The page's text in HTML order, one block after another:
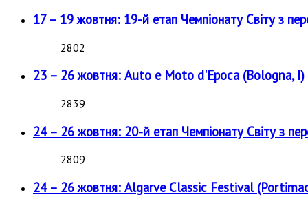
17 – 19 жовтня: 19-й етап Чемпіонату Світу з
2802
23 – 26 жовтня: Auto e Moto d'Epoca (Bologna, I)
2839
24 – 26 жовтня: 20-й етап Чемпіонату Світу з
2809
24 – 26 жовтня: Algarve Classic Festival